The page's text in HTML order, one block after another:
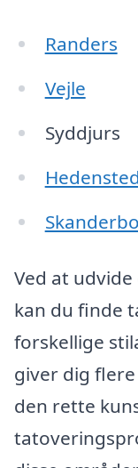
Randers
Vejle
Syddjurs
Hedensted
Ved at
kan du finde
forskellige
giver dig
den rette